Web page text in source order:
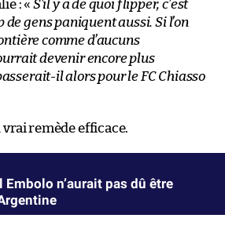
: « S’il y a de quoi flipper, c’est
de gens paniquent aussi. Si l’on
comme d’aucuns
devenir encore plus
il alors pour le FC Chiasso
vrai remède efficace.
Embolo n’aurait pas dû être